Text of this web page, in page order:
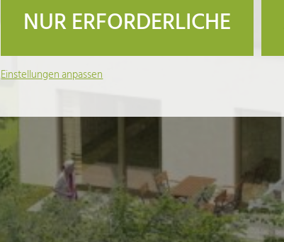
NUR ERFORDERLICHE
Einstellungen anpassen